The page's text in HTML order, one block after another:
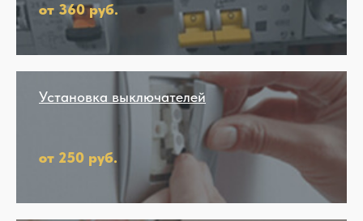
от 360 руб.
Установка выключателей
от 250 руб.